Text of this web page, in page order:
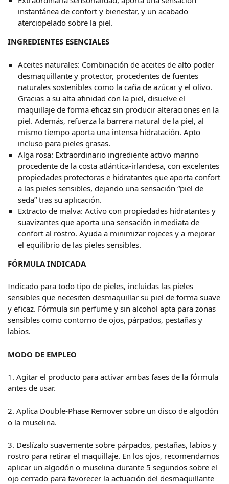
instantánea de confort y bienestar, y un acabado
aterciopelado sobre la piel.
INGREDIENTES ESENCIALES
Aceites naturales: Combinación de aceites de alto poder
desmaquillante y protector, procedentes de fuentes
naturales sostenibles como la caña de azúcar y el olivo.
Gracias a su alta afinidad con la piel, disuelve el
maquillaje de forma eficaz sin producir alteraciones en la
piel. Además, refuerza la barrera natural de la piel, al
mismo tiempo aporta una intensa hidratación. Apto
incluso para pieles grasas.
Alga rosa: Extraordinario ingrediente activo marino
procedente de la costa atlántica-irlandesa, con excelentes
propiedades protectoras e hidratantes que aporta confort
a las pieles sensibles, dejando una sensación “piel de
seda” tras su aplicación.
Extracto de malva: Activo con propiedades hidratantes y
suavizantes que aporta una sensación inmediata de
confort al rostro. Ayuda a minimizar rojeces y a mejorar
el equilibrio de las pieles sensibles.
FÓRMULA INDICADA
Indicado para todo tipo de pieles, incluidas las pieles
sensibles que necesiten desmaquillar su piel de forma suave
y eficaz. Fórmula sin perfume y sin alcohol apta para zonas
sensibles como contorno de ojos, párpados, pestañas y
labios.
MODO DE EMPLEO
1. Agitar el producto para activar ambas fases de la fórmula
antes de usar.
2. Aplica Double-Phase Remover sobre un disco de algodón
o la muselina.
3. Deslízalo suavemente sobre párpados, pestañas, labios y
rostro para retirar el maquillaje. En los ojos, recomendamos
aplicar un algodón o muselina durante 5 segundos sobre el
ojo cerrado para favorecer la actuación del desmaquillante